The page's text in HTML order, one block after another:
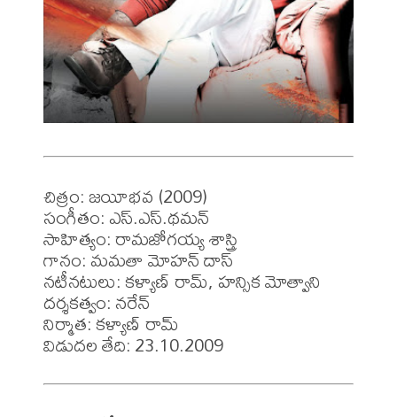
చిత్రం: జయీభవ (2009)
సంగీతం: ఎస్.ఎస్.థమన్
సాహిత్యం: రామజోగయ్య శాస్త్రి
గానం: మమతా మోహన్ దాస్
నటీనటులు: కళ్యాణ్ రామ్, హన్సిక మోత్వాని
దర్శకత్వం: నరేన్
నిర్మాత: కళ్యాణ్ రామ్
విడుదల తేది: 23.10.2009